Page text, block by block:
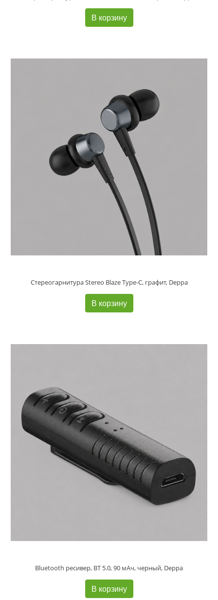
В корзину
Стереогарнитура Stereo Blaze Type-C, графит, Deppa
В корзину
Bluetooth ресивер, BT 5.0, 90 мАч, черный, Deppa
В корзину